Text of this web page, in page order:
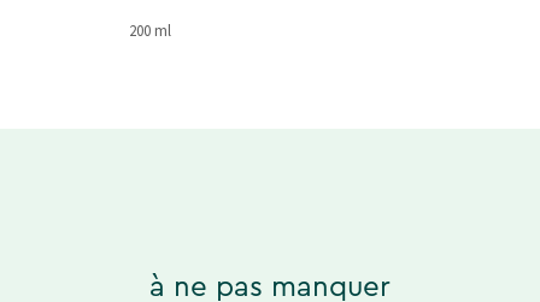
200 ml
à ne pas manquer